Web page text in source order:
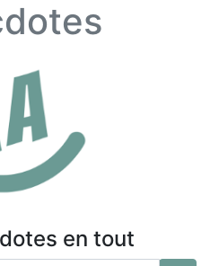
en tout